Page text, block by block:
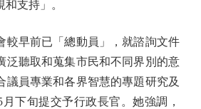
支持」。
早前已「總動員」，就諮詢文件
泛聽取和蒐集市民和不同界別的意
議員專業和各界智慧的專題研究及
下旬提交予行政長官。她強調，